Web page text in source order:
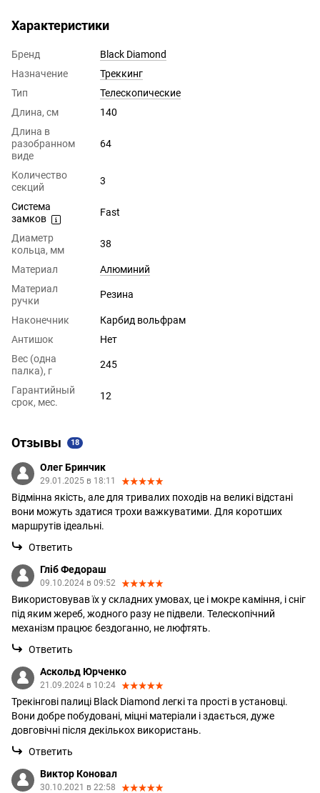
Характеристики
Бренд
Black Diamond
Назначение
Треккинг
Тип
Телескопические
Длина, см
140
Длина в
разобранном
виде
64
Количество
секций
3
Система
замков
Fast
Диаметр
кольца, мм
38
Материал
Алюминий
Материал
ручки
Резина
Наконечник
Карбид вольфрам
Антишок
Нет
Вес (одна
палка), г
245
Гарантийный
срок, мес.
12
Отзывы 18
Олег Бринчик
29.01.2025 в 18:11
Відмінна якість, але для тривалих походів на великі відстані
вони можуть здатися трохи важкуватими. Для коротших
маршрутів ідеальні.
Ответить
Гліб Федораш
09.10.2024 в 09:52
Використовував їх у складних умовах, це і мокре каміння, і сніг
під яким жереб, жодного разу не підвели. Телескопічний
механізм працює бездоганно, не люфтять.
Ответить
Аскольд Юрченко
21.09.2024 в 10:24
Трекінгові палиці Black Diamond легкі та прості в установці.
Вони добре побудовані, міцні матеріали і здається, дуже
довговічні після декількох використань.
Ответить
Виктор Коновал
30.10.2021 в 22:58